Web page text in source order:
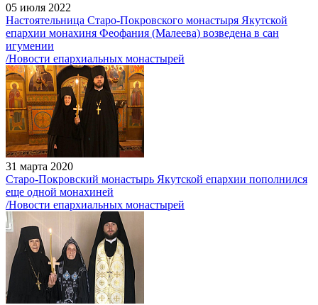
05 июля 2022
Настоятельница Старо-Покровского монастыря Якутской
епархии монахиня Феофания (Малеева) возведена в сан
игумении
/Новости епархиальных монастырей
31 марта 2020
Старо-Покровский монастырь Якутской епархии пополнился
еще одной монахиней
/Новости епархиальных монастырей